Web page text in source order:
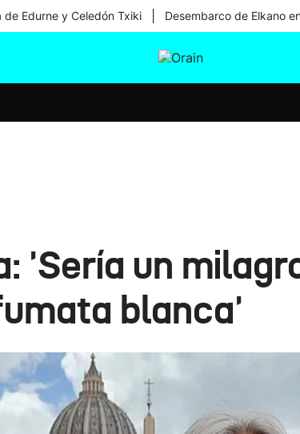
de Edurne y Celedón Txiki Desembarco de Elkano
'Sería un
blanca'